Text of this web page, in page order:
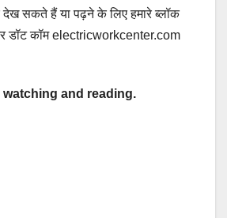
सकते हैं या पढ़ने के लिए हमारे ब्लॉक
डॉट कॉम electricworkcenter.com
and reading.